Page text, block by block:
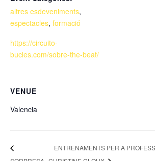
altres esdeveniments,
espectacles, formació
https://circuito-
bucles.com/sobre-the-beat/
VENUE
Valencia
ENTRENAMENTS PER A